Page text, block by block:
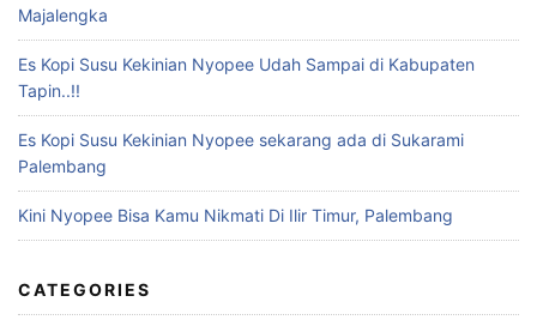
Majalengka
Es Kopi Susu Kekinian Nyopee Udah Sampai di Kabupaten
Tapin..!!
Es Kopi Susu Kekinian Nyopee sekarang ada di Sukarami
Palembang
Kini Nyopee Bisa Kamu Nikmati Di Ilir Timur, Palembang
CATEGORIES